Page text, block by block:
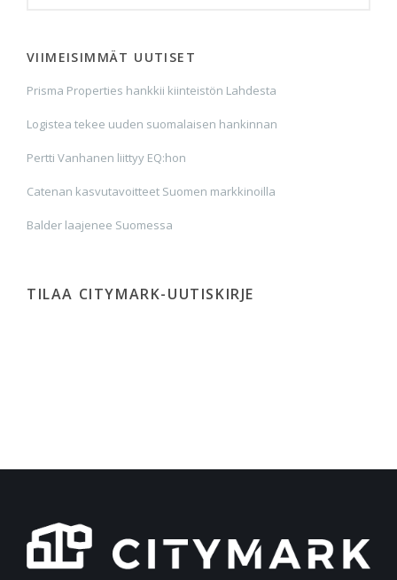
VIIMEISIMMÄT UUTISET
Prisma Properties hankkii kiinteistön Lahdesta
Logistea tekee uuden suomalaisen hankinnan
Pertti Vanhanen liittyy EQ:hon
Catenan kasvutavoitteet Suomen markkinoilla
Balder laajenee Suomessa
TILAA CITYMARK-UUTISKIRJE